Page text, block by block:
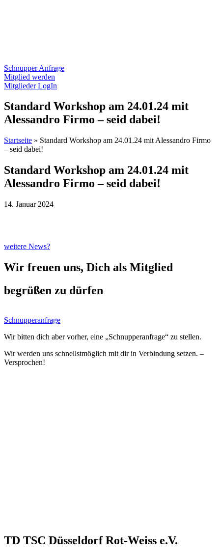
Schnupper Anfrage
Mitglied werden
Mitglieder LogIn
Standard Workshop am 24.01.24 mit
Alessandro Firmo – seid dabei!
Startseite » Standard Workshop am 24.01.24 mit Alessandro Firmo
– seid dabei!
Standard Workshop am 24.01.24 mit
Alessandro Firmo – seid dabei!
14. Januar 2024
weitere News?
Wir freuen uns, Dich als Mitglied
begrüßen zu dürfen
Schnupperanfrage
Wir bitten dich aber vorher, eine „Schnupperanfrage“ zu stellen.
Wir werden uns schnellstmöglich mit dir in Verbindung setzen. –
Versprochen!
TD TSC Düsseldorf Rot-Weiss e.V.